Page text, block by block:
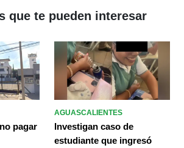
que te pueden interesar
pagar
AGUASCALIENTES
Investigan caso de
estudiante que ingresó